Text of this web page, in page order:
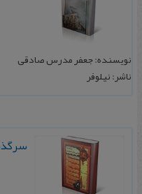
نویسنده: جعفر مدرس صادقی
ناشر: نیلوفر